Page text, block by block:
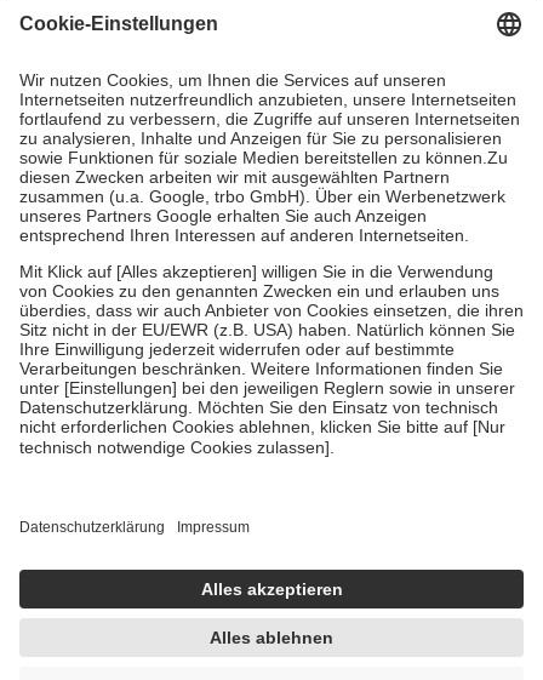
Grundsätzlich leisten Mitglieder Zuzahlungen in Höhe von zehn
höchstens zehn Euro.
Es sind jedoch nie mehr als die tatsächlichen
Kosten der Leistung zu entrichten.
Diese Regeln gelten grundsätzlich auch für Online-Apotheken.
Bei Heilmitteln und häuslicher Krankenpflege beträgt die
Zuzahlung zehn Prozent der Kosten sowie zehn Euro je
Verordnung.
Um das Engagement der Versicherten für ihre eigene Gesundheit zu
stärken und die besondere Stellung der Familie zu unterstützen,
fallenkeine Zuzahlungenan bei:
• Kindern und Jugendlichen bis zum vollendeten 18. Lebensjahr
mit Ausnahme der Fahrkosten
• Untersuchungen zur Vorsorge und Früherkennung, die von der
GKV getragen werden
• empfohlenen Schutzimpfungen
• Harn- und Blutteststreifen
getroffen, um sicherzustellen, dass es sich um echte Bewertungen
https://help.etrusted.com/hc/de/articles/4419944605341
Einige Bilder und Inhalte wurden unter Zuhilfenahme künstlicher